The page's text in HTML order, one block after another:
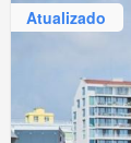
Atualizado